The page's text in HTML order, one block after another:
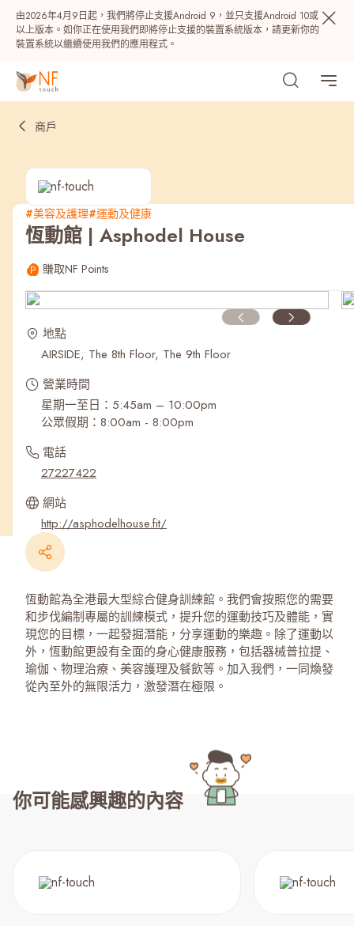
由2026年4月9日起，我們將停止支援Android 9，並只支援Android 10或
以上版本。如你正在使用我們即將停止支援的裝置系統版本，請更新你的
裝置系統以繼續使用我們的應用程式。
熱門
最近搜尋紀錄
商戶
#美容及護理#運動及健康
恆動館 | Asphodel House
賺取NF Points
地點
AIRSIDE, The 8th Floor, The 9th Floor
營業時間
星期一至日：5:45am – 10:00pm
公眾假期：8:00am - 8:00pm
電話
27227422
網站
http://asphodelhouse.fit/
恆動館為全港最大型綜合健身訓練館。我們會按照您的需要
和步伐編制專屬的訓練模式，提升您的運動技巧及體能，實
現您的目標，一起發掘潛能，分享運動的樂趣。除了運動以
外，恆動館更設有全面的身心健康服務，包括器械普拉提、
瑜伽、物理治療、美容護理及餐飲等。加入我們，一同煥發
從內至外的無限活力，激發潛在極限。
你可能感興趣的內容